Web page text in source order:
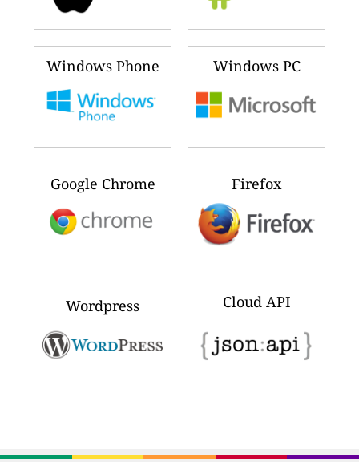
Windows Phone Windows PC
Google Chrome Firefox
Wordpress Cloud API